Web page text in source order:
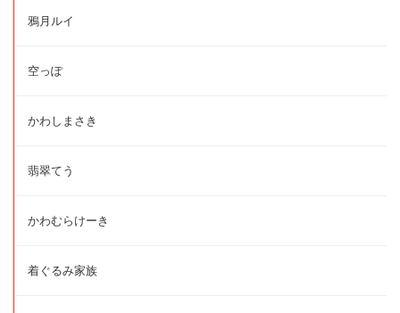
鴉月ルイ
空っぽ
かわしまさき
翡翠てう
かわむらけーき
着ぐるみ家族